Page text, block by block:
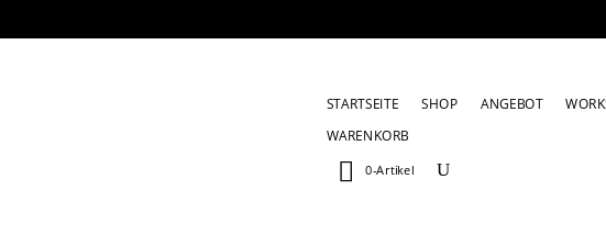
STARTSEITE SHOP ANGEBOT
WARENKORB
0-Artikel